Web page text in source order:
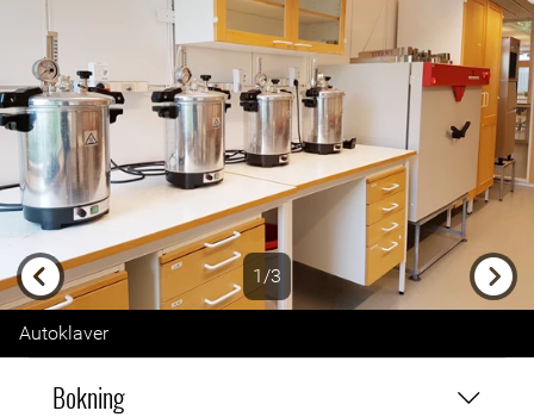
1/3
Previous
Autoklaver
Bokning